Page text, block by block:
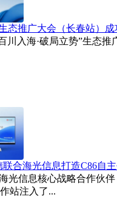
态推广大会（长春站）成
川入海·破局立势”生态
合海光信息打造C86自
光信息核心战略合作伙
站注入了...